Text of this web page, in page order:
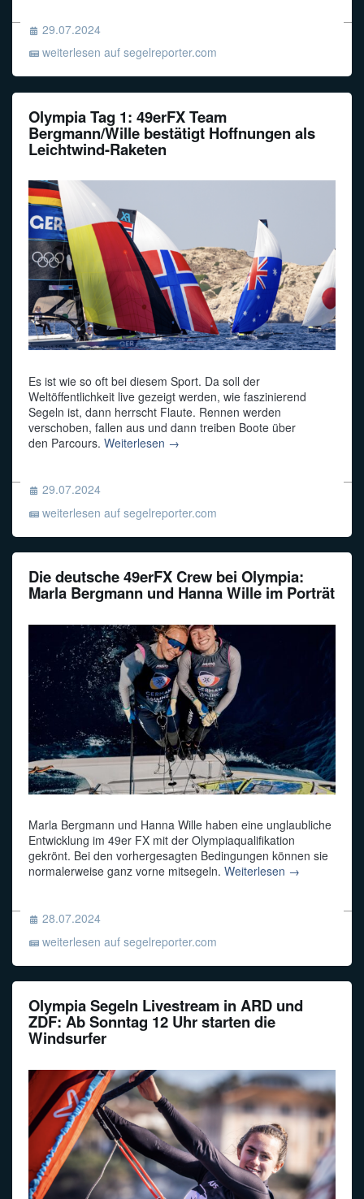
29.07.2024
weiterlesen auf segelreporter.com
Olympia Tag 1: 49erFX Team
Bergmann/Wille bestätigt Hoffnungen als
Leichtwind-Raketen
Es ist wie so oft bei diesem Sport. Da soll der
Weltöffentlichkeit live gezeigt werden, wie faszinierend
Segeln ist, dann herrscht Flaute. Rennen werden
verschoben, fallen aus und dann treiben Boote über
den Parcours. Weiterlesen →
29.07.2024
weiterlesen auf segelreporter.com
Die deutsche 49erFX Crew bei Olympia:
Marla Bergmann und Hanna Wille im Porträt
Marla Bergmann und Hanna Wille haben eine unglaubliche
Entwicklung im 49er FX mit der Olympiaqualifikation
gekrönt. Bei den vorhergesagten Bedingungen können sie
normalerweise ganz vorne mitsegeln. Weiterlesen →
28.07.2024
weiterlesen auf segelreporter.com
Olympia Segeln Livestream in ARD und
ZDF: Ab Sonntag 12 Uhr starten die
Windsurfer